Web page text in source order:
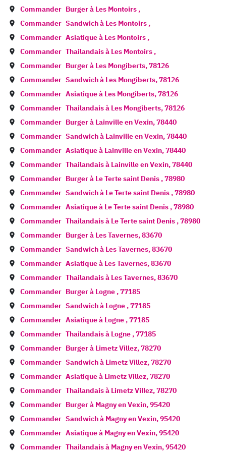
Commander Burger à Les Montoirs ,
Commander Sandwich à Les Montoirs ,
Commander Asiatique à Les Montoirs ,
Commander Thailandais à Les Montoirs ,
Commander Burger à Les Mongiberts,78126
Commander Sandwich à Les Mongiberts,78126
Commander Asiatique à Les Mongiberts,78126
Commander Thailandais à Les Mongiberts,78126
Commander Burger à Lainville en Vexin,78440
Commander Sandwich à Lainville en Vexin,78440
Commander Asiatique à Lainville en Vexin,78440
Commander Thailandais à Lainville en Vexin,78440
Commander Burger à Le Terte saint Denis ,78980
Commander Sandwich à Le Terte saint Denis ,78980
Commander Asiatique à Le Terte saint Denis ,78980
Commander Thailandais à Le Terte saint Denis ,78980
Commander Burger à Les Tavernes,83670
Commander Sandwich à Les Tavernes,83670
Commander Asiatique à Les Tavernes,83670
Commander Thailandais à Les Tavernes,83670
Commander Burger à Logne ,77185
Commander Sandwich à Logne ,77185
Commander Asiatique à Logne ,77185
Commander Thailandais à Logne ,77185
Commander Burger à Limetz Villez,78270
Commander Sandwich à Limetz Villez,78270
Commander Asiatique à Limetz Villez,78270
Commander Thailandais à Limetz Villez,78270
Commander Burger à Magny en Vexin,95420
Commander Sandwich à Magny en Vexin,95420
Commander Asiatique à Magny en Vexin,95420
Commander Thailandais à Magny en Vexin,95420